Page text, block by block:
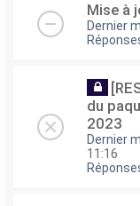
Mise à
Dernier
du
2023
Dernier
11:16